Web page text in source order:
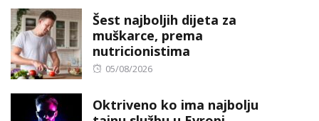
Šest najboljih dijeta za
muškarce, prema
nutricionistima
Posted
05/08/2026
Oktriveno ko ima najbolju